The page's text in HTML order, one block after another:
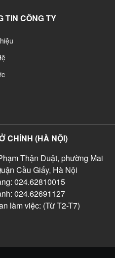
TIN CÔNG TY
CHÍNH (HÀ NỘI)
Thận Duật, phường Mai
Cầu Giấy, Hà Nội
024.62810015
024.62691127
làm việc: (Từ T2-T7)